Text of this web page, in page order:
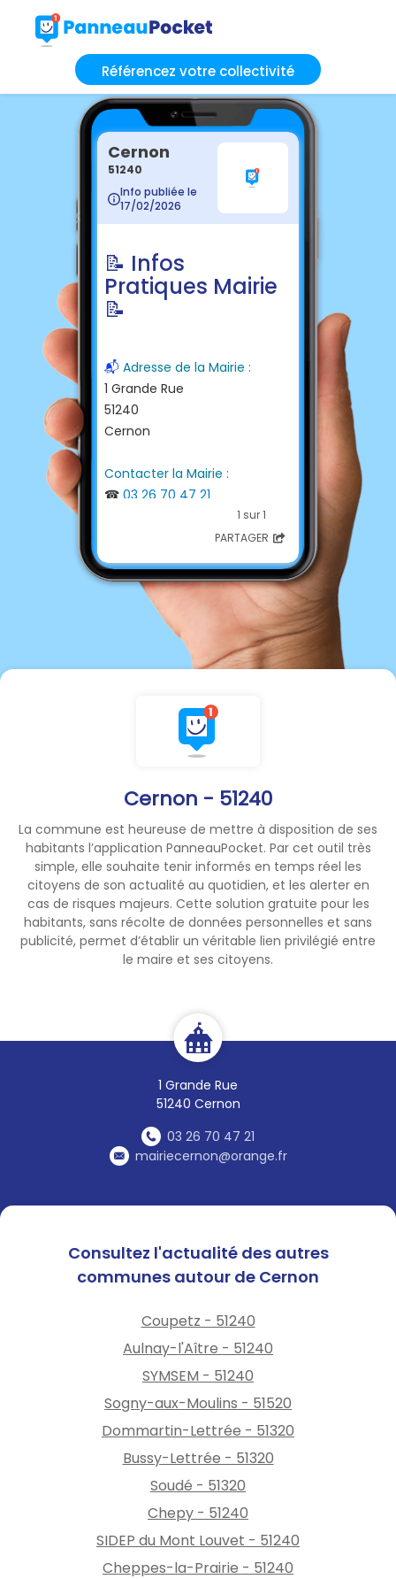
Référencez votre collectivité
Cernon - 51240
La commune est heureuse de mettre à disposition de ses
habitants l’application PanneauPocket. Par cet outil très
simple, elle souhaite tenir informés en temps réel les
citoyens de son actualité au quotidien, et les alerter en
cas de risques majeurs. Cette solution gratuite pour les
habitants, sans récolte de données personnelles et sans
publicité, permet d’établir un véritable lien privilégié entre
le maire et ses citoyens.
1 Grande Rue
51240 Cernon
03 26 70 47 21
mairiecernon@orange.fr
Cernon
51240
Info publiée le
17/02/2026
📝 Infos
Pratiques Mairie
📝
📬 Adresse de la Mairie :
1 Grande Rue
51240
Cernon
Contacter la Mairie :
☎ 03 26 70 47 21
mairiecernon@orange.fr
1 sur 1
PARTAGER
Consultez l'actualité des autres
communes autour de Cernon
Coupetz - 51240
Aulnay-l'Aître - 51240
SYMSEM - 51240
Sogny-aux-Moulins - 51520
Dommartin-Lettrée - 51320
Bussy-Lettrée - 51320
Soudé - 51320
Chepy - 51240
SIDEP du Mont Louvet - 51240
Cheppes-la-Prairie - 51240